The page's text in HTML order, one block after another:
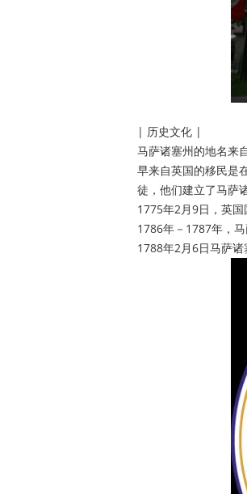
| 历史文化 |
马萨诸塞州的地名来
早来自英国的移民是
徒，他们建立了马萨
1775年2月9日，英国
1786年－1787年，马
1788年2月6日马萨诸